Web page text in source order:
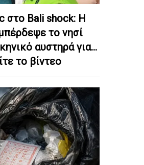
στο Bali shock: Η
το νησί
αυστηρά για…
το βίντεο